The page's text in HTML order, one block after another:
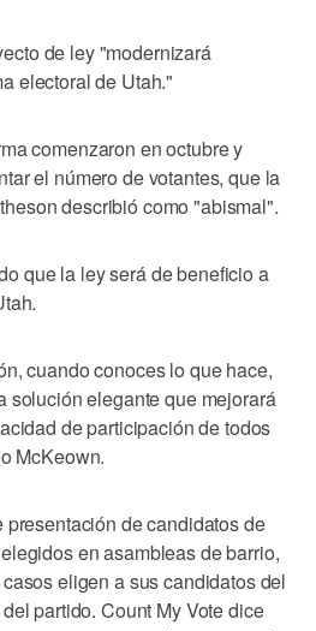
de ley "modernizará
electoral de Utah."
comenzaron en octubre y
el número de votantes, que la
describió como "abismal".
que la ley será de beneficio a
cuando conoces lo que hace,
solución elegante que mejorará
de participación de todos
McKeown.
de candidatos de
en asambleas de barrio,
eligen a sus candidatos del
partido. Count My Vote dice